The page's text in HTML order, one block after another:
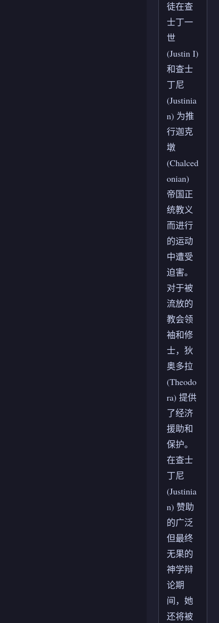
徒在查
士丁一
世
(Justin I)
和查士
丁尼
(Justinia
n) 为推
行迦克
墩
(Chalced
onian)
帝国正
统教义
而进行
的运动
中遭受
迫害。
对于被
流放的
教会领
袖和修
士，狄
奥多拉
(Theodo
ra) 提供
了经济
援助和
保护。
在查士
丁尼
(Justinia
n) 赞助
的广泛
但最终
无果的
神学辩
论期
间，她
还将被